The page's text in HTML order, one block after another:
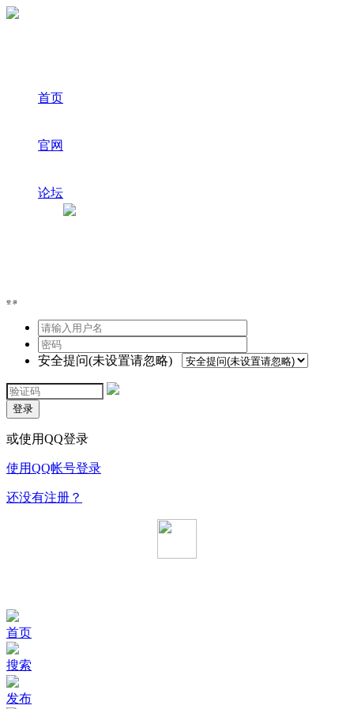
首页
官网
论坛
登录
安全提问(未设置请忽略)
登录
或使用QQ登录
使用QQ帐号登录
还没有注册？
首页
搜索
发布